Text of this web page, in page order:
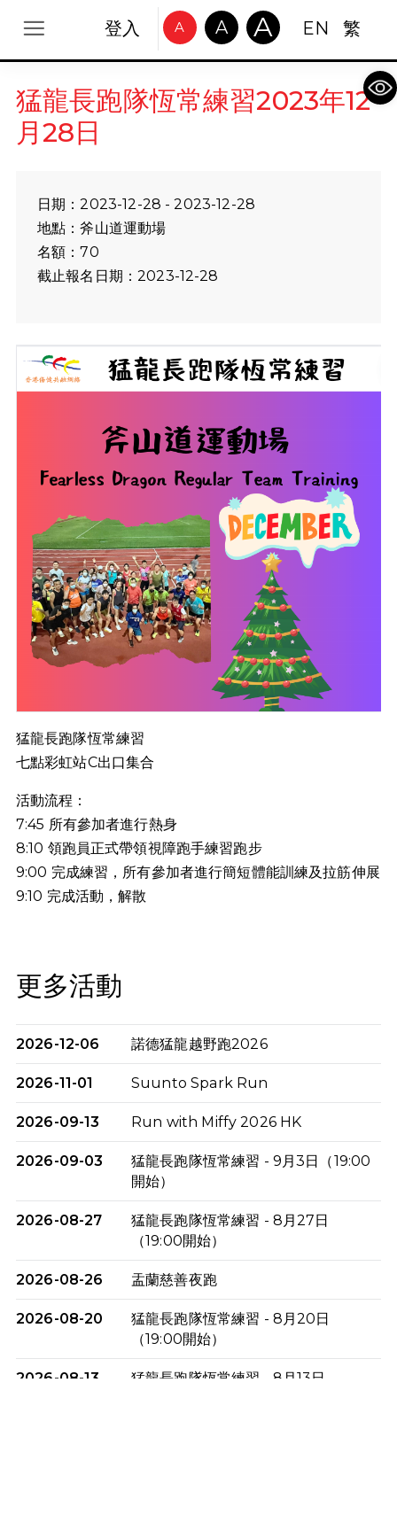
登入 A A A EN 繁
猛龍長跑隊恆常練習2023年12
月28日
日期：2023-12-28 - 2023-12-28
地點：斧山道運動場
名額：70
截止報名日期：2023-12-28
猛龍長跑隊恆常練習
七點彩虹站C出口集合
活動流程：
7:45 所有參加者進行熱身
8:10 領跑員正式帶領視障跑手練習跑步
9:00 完成練習，所有參加者進行簡短體能訓練及拉筋伸展
9:10 完成活動，解散
更多活動
2026-12-06 諾德猛龍越野跑2026
2026-11-01 Suunto Spark Run
2026-09-13 Run with Miffy 2026 HK
2026-09-03
猛龍長跑隊恆常練習 - 9月3日（19:00
開始）
2026-08-27
猛龍長跑隊恆常練習 - 8月27日
（19:00開始）
2026-08-26 盂蘭慈善夜跑
2026-08-20
猛龍長跑隊恆常練習 - 8月20日
（19:00開始）
2026-08-13
猛龍長跑隊恆常練習 - 8月13日